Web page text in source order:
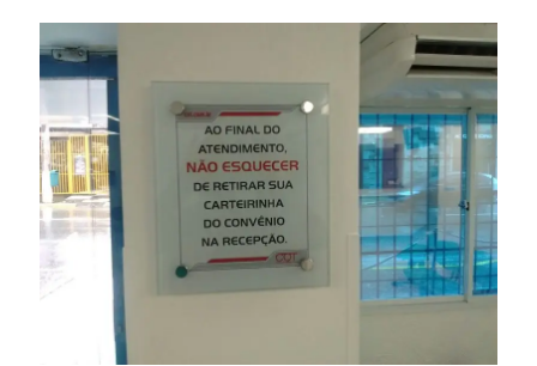
Letra Metálica